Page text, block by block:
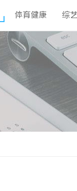
体育健康 综